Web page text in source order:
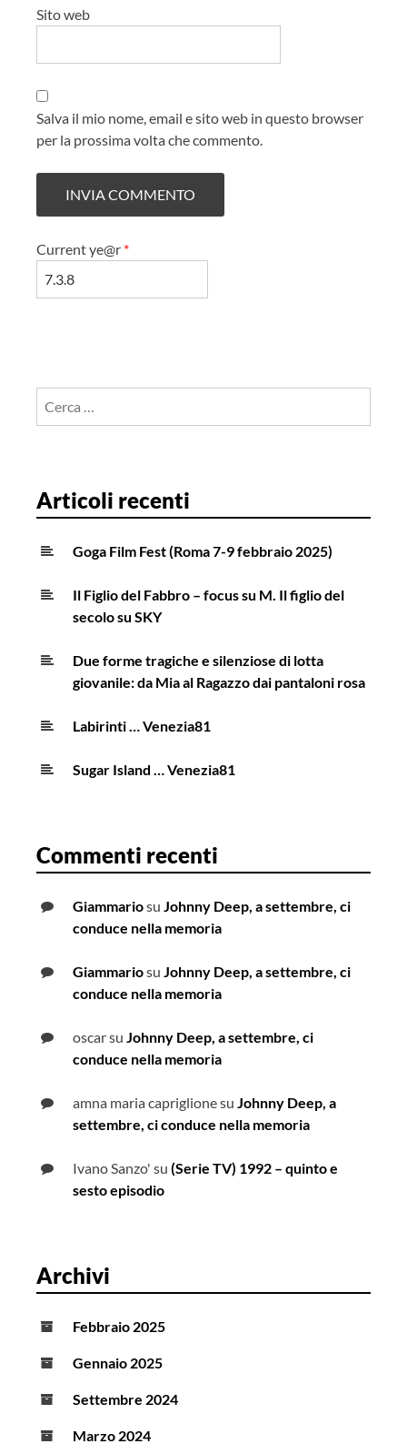
Sito web
Salva il mio nome, email e sito web in questo browser
per la prossima volta che commento.
Current ye@r *
Articoli recenti
Goga Film Fest (Roma 7-9 febbraio 2025)
Il Figlio del Fabbro – focus su M. Il figlio del
secolo su SKY
Due forme tragiche e silenziose di lotta
giovanile: da Mia al Ragazzo dai pantaloni rosa
Labirinti … Venezia81
Sugar Island … Venezia81
Commenti recenti
Giammariosu Johnny Deep, a settembre, ci
conduce nella memoria
Giammariosu Johnny Deep, a settembre, ci
conduce nella memoria
oscarsu Johnny Deep, a settembre, ci
conduce nella memoria
amna maria capriglionesu Johnny Deep, a
settembre, ci conduce nella memoria
Ivano Sanzo' su (Serie TV) 1992 – quinto e
sesto episodio
Archivi
Febbraio 2025
Gennaio 2025
Settembre 2024
Marzo 2024